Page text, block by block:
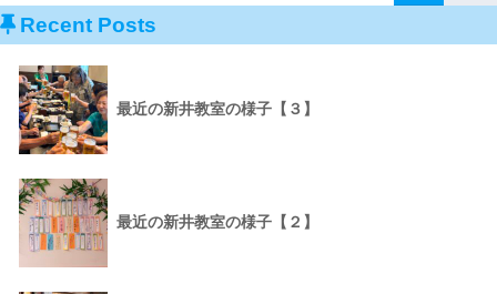
Recent Posts
最近の新井教室の様子【３】
最近の新井教室の様子【２】